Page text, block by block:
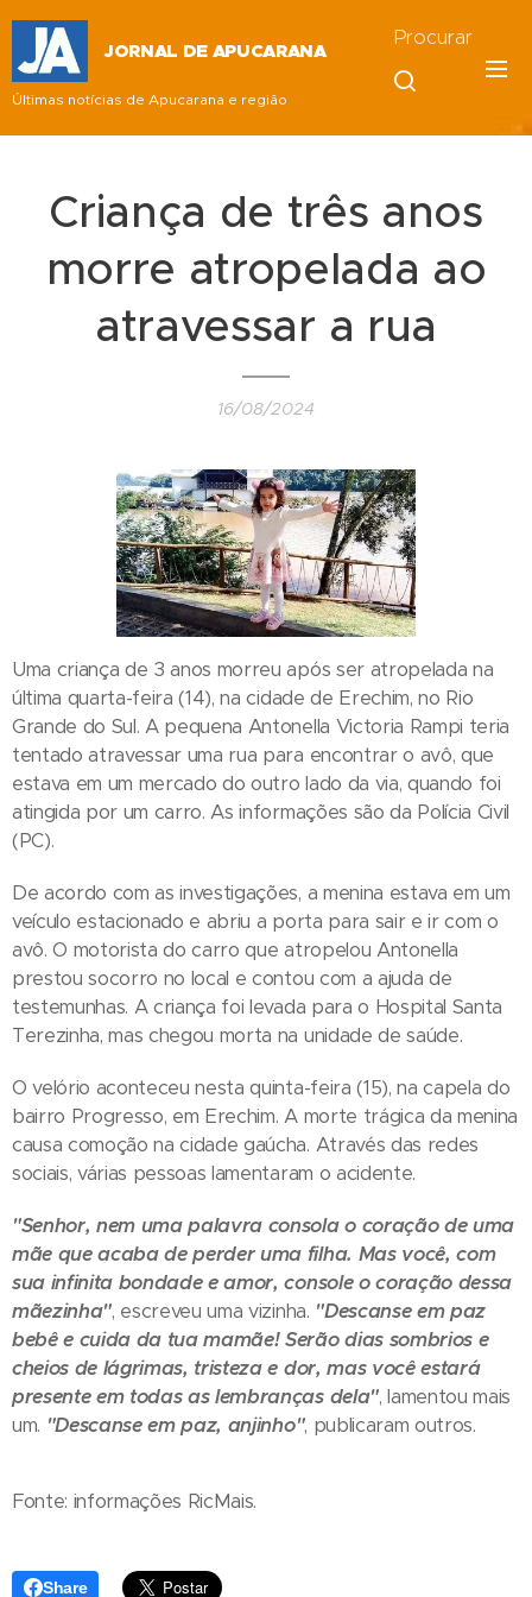
JORNAL DE APUCARANA
Últimas notícias de Apucarana e região
Procurar
Criança de três anos
morre atropelada ao
atravessar a rua
16/08/2024
Uma criança de 3 anos morreu após ser atropelada na
última quarta-feira (14), na cidade de Erechim, no Rio
Grande do Sul. A pequena Antonella Victoria Rampi teria
tentado atravessar uma rua para encontrar o avô, que
estava em um mercado do outro lado da via, quando foi
atingida por um carro. As informações são da Polícia Civil
(PC).
De acordo com as investigações, a menina estava em um
veículo estacionado e abriu a porta para sair e ir com o
avô. O motorista do carro que atropelou Antonella
prestou socorro no local e contou com a ajuda de
testemunhas. A criança foi levada para o Hospital Santa
Terezinha, mas chegou morta na unidade de saúde.
O velório aconteceu nesta quinta-feira (15), na capela do
bairro Progresso, em Erechim. A morte trágica da menina
causa comoção na cidade gaúcha. Através das redes
sociais, várias pessoas lamentaram o acidente.
"Senhor, nem uma palavra consola o coração de uma
mãe que acaba de perder uma filha. Mas você, com
sua infinita bondade e amor, console o coração dessa
mãezinha", escreveu uma vizinha. "Descanse em paz
bebê e cuida da tua mamãe! Serão dias sombrios e
cheios de lágrimas, tristeza e dor, mas você estará
presente em todas as lembranças dela", lamentou mais
um. "Descanse em paz, anjinho", publicaram outros.
Fonte: informações RicMais.
Share